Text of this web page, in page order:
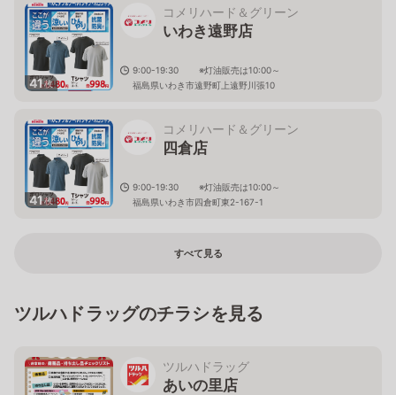
41枚
コメリハード＆グリーン
いわき遠野店
9:00-19:30 ※灯油販売は10:00～
福島県いわき市遠野町上遠野川張10
41枚
コメリハード＆グリーン
四倉店
9:00-19:30 ※灯油販売は10:00～
福島県いわき市四倉町東2-167-1
すべて見る
ツルハドラッグのチラシを見る
ツルハドラッグ
あいの里店